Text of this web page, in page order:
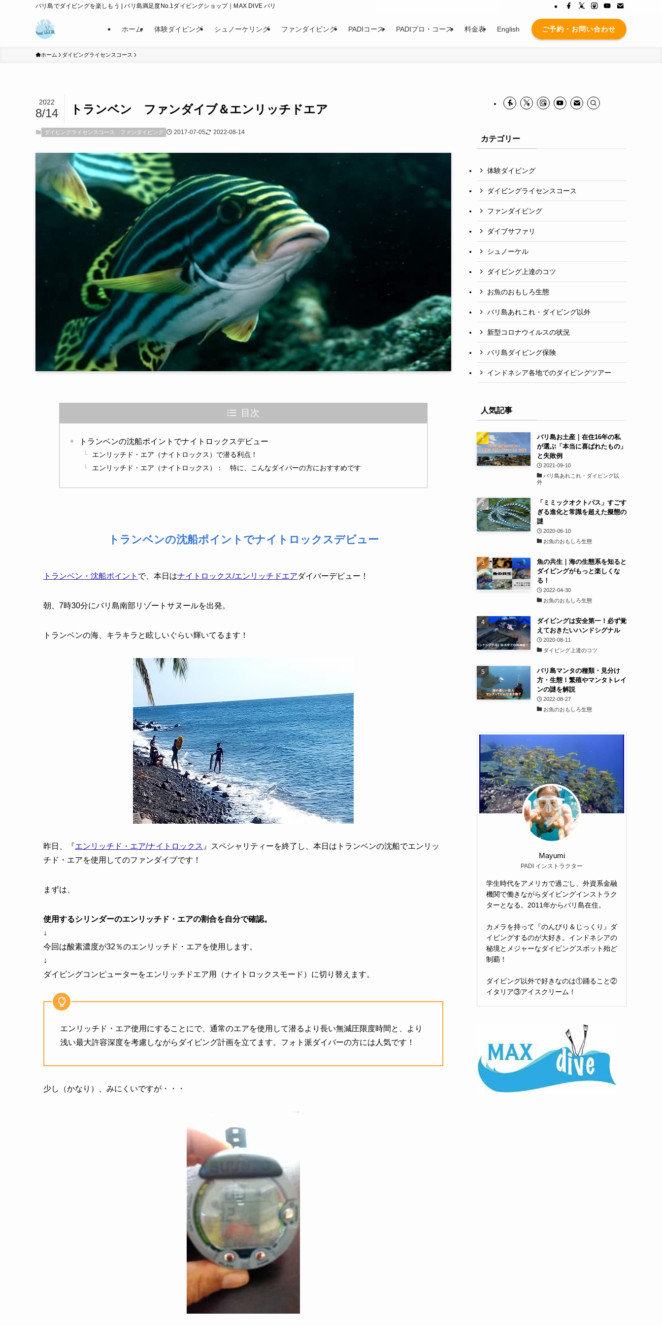
バリ島でダイビングを楽しもう | バリ島満足度No.1ダイビングショップ｜MAX DIVE バリ
ホーム 体験ダイビング シュノーケリング ファンダイビング PADIコース PADIプロ・コース 料金表 English ご予約・お問い合わせ
ホーム ダイビングライセンスコース
トランベン ファンダイブ＆エンリッチドエア
2022
8/14
ダイビングライセンスコース ファンダイビング 2017-07-05 2022-08-14
目次
トランベンの沈船ポイントでナイトロックスデビュー
エンリッチド・エア（ナイトロックス）で潜る利点！
エンリッチド・エア（ナイトロックス）： 特に、こんなダイバーの方におすすめです
トランベンの沈船ポイントでナイトロックスデビュー
トランベン・沈船ポイント で、本日はナイトロックス/エンリッチドエアダイバーデビュー！
朝、7時30分にバリ島南部リゾートサヌールを出発。
トランベンの海、キラキラと眩しいぐらい輝いてるます！
昨日、『エンリッチド・エア/ナイトロックス 』スペシャリティーを終了し、本日はトランベンの沈船でエンリッ
チド・エアを使用してのファンダイブです！
まずは、
使用するシリンダーのエンリッチド・エアの割合を自分で確認。
↓
今回は酸素濃度が32％のエンリッチド・エアを使用します。
↓
ダイビングコンピューターをエンリッチドエア用（ナイトロックスモード）に切り替えます。
エンリッチド・エア使用にすることにで、通常のエアを使用して潜るより長い無減圧限度時間と、より
浅い最大許容深度を考慮しながらダイビング計画を立てます。フォト派ダイバーの方には人気です！
少し（かなり）、みにくいですが・・・
カテゴリー
体験ダイビング
ダイビングライセンスコース
ファンダイビング
ダイブサファリ
シュノーケル
ダイビング上達のコツ
お魚のおもしろ生態
バリ島あれこれ・ダイビング以外
新型コロナウイルスの状況
バリ島ダイビング保険
インドネシア各地でのダイビングツアー
人気記事
バリ島お土産｜在住16年の私
が選ぶ「本当に喜ばれたもの」
と失敗例
2021-09-10
バリ島あれこれ・ダイビング以
外
「ミミックオクトパス」すごす
ぎる進化と常識を超えた擬態の
謎
2020-06-10
お魚のおもしろ生態
魚の共生｜海の生態系を知ると
ダイビングがもっと楽しくな
る！
2022-04-30
お魚のおもしろ生態
ダイビングは安全第一！必ず覚
えておきたいハンドシグナル
2020-08-11
ダイビング上達のコツ
バリ島マンタの種類・見分け
方・生態！繁殖やマンタトレイ
ンの謎を解説
2022-08-27
お魚のおもしろ生態
Mayumi
PADI インストラクター
学生時代をアメリカで過ごし、外資系金融
機関で働きながらダイビングインストラク
ターとなる。2011年からバリ島在住。
カメラを持って『のんびり＆じっくり』ダ
イビングするのが大好き。インドネシアの
秘境とメジャーなダイビングスポット殆ど
制覇！
ダイビング以外で好きなのは①踊ること②
イタリア③アイスクリーム！